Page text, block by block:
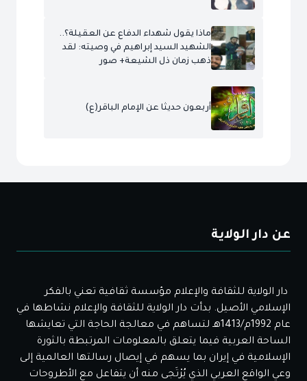
ماذا يقول شهداء الدفاع عن العقيلة؟..
الشهيد السيد إبراهيم في وصيته: لقد
ذهب زمان ذل الشيعة+ صور
أربعون حديثا عن الإمام الباقر(ع)
عن دار الولاية
دار الولاية للثقافة والإعلام مؤسسة ثقافية تعني بالفكر
الإسلامي الأصيل. بدأت دار الولاية للثقافة والإعلام نشاطها في
عام 1992م/1413هـ لتساهم في معالجة الحاجة التي تعايشها
الساحة العربية فيما يتعلق بالمعلومات المرتبطة بالثورة
الإسلامية في إيران بما يسهم في إيصال رسالتها العالمية إلى
وعي الواقع العربي الذي يُرْتَجى منه أن يتفاعل مع الأطروحات